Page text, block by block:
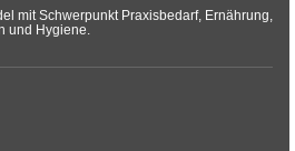
mit Schwerpunkt Praxisbedarf, Ernährung,
und Hygiene.